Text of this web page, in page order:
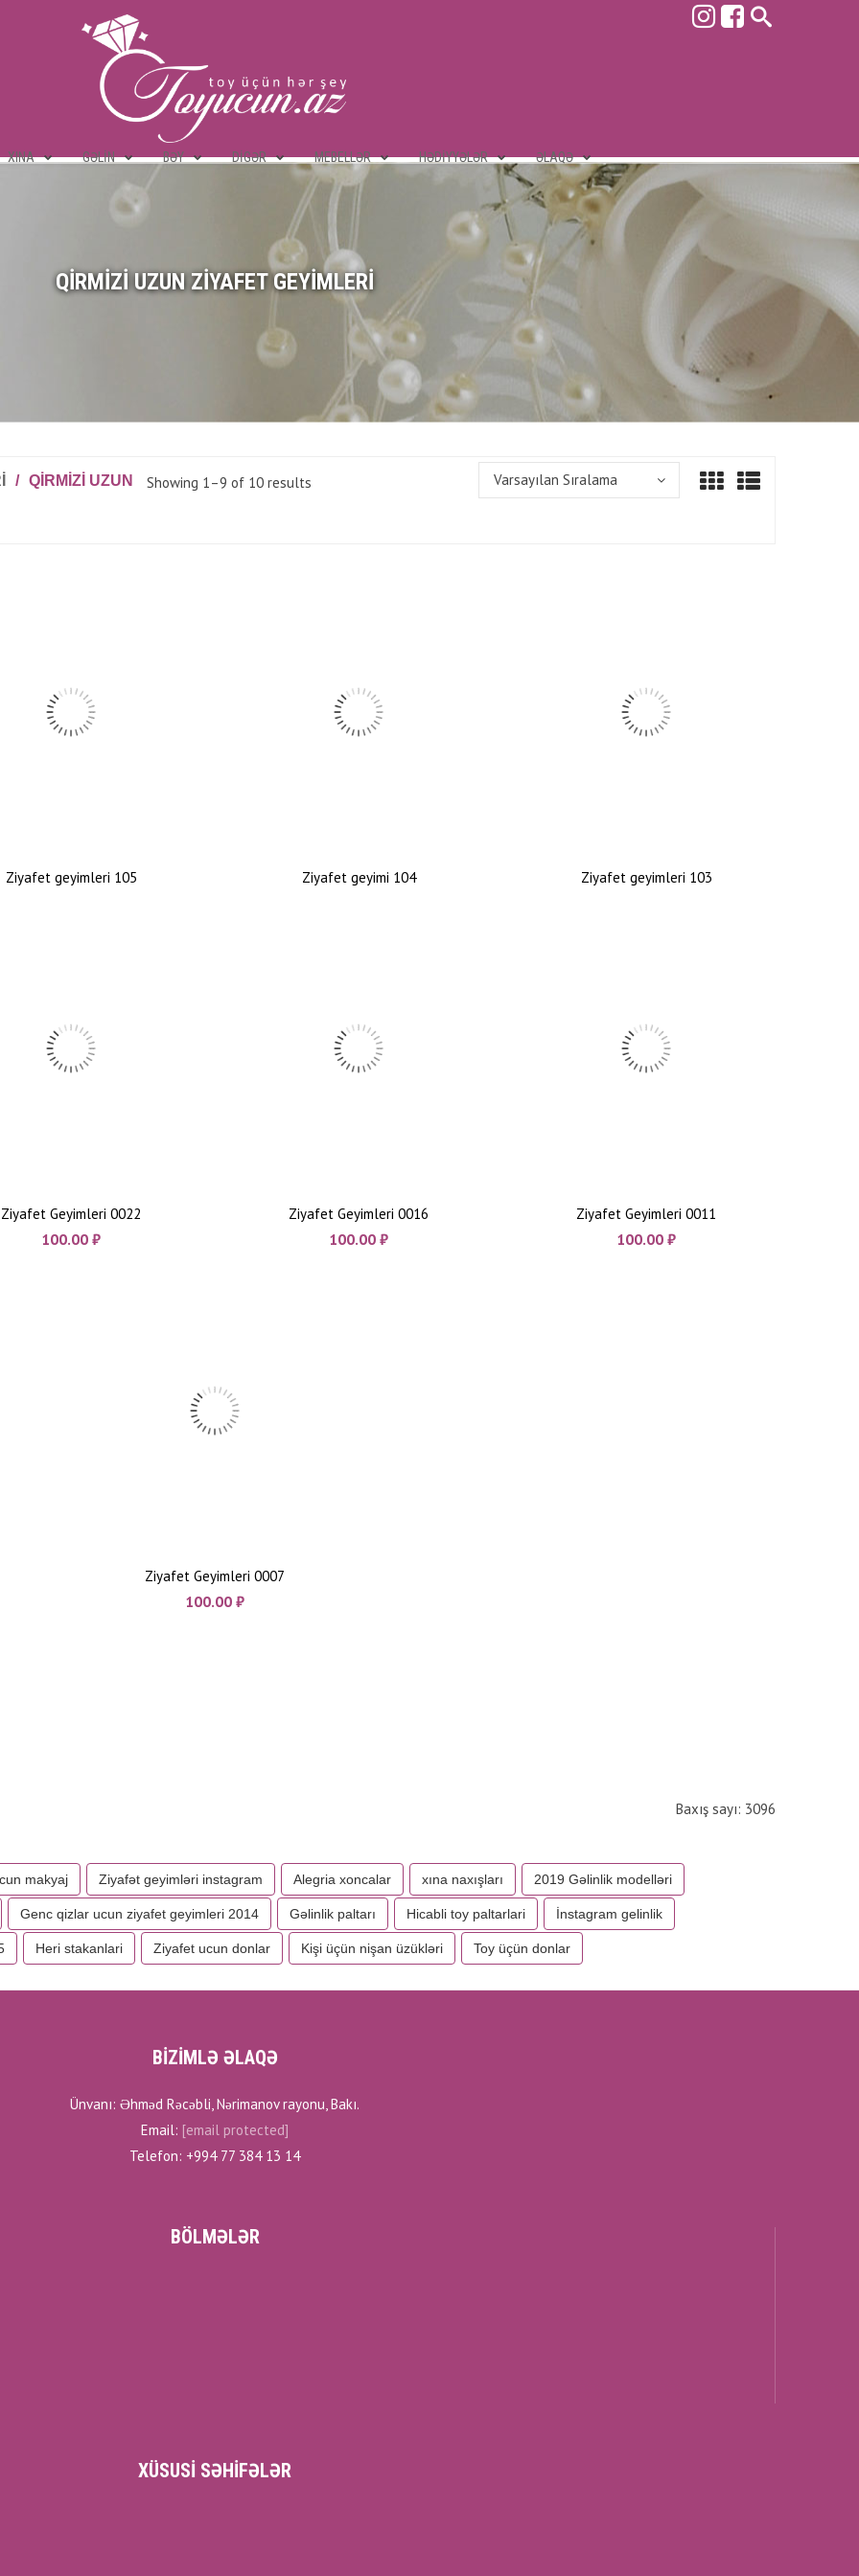
XINA GƏLIN BƏY DIGƏR MEBELLƏR HƏDIYYƏLƏR ƏLAQƏ
QIRMIZI UZUN ZIYAFET GEYIMLERI
/ QIRMIZI UZUN Showing 1–9 of 10 results Varsayılan Sıralama
Ziyafet geyimleri 105 Ziyafet geyimi 104 Ziyafet geyimleri 103
Ziyafet Geyimleri 0022
100.00 ₼
Ziyafet Geyimleri 0016
100.00 ₼
Ziyafet Geyimleri 0011
100.00 ₼
Ziyafet Geyimleri 0007
100.00 ₼
Baxış sayı: 3096
makyaj Ziyafət geyimləri instagram Alegria xoncalar xına naxışları 2019 Gəlinlik modelləri
Genc qizlar ucun ziyafet geyimleri 2014 Gəlinlik paltarı Hicabli toy paltarlari İnstagram gelinlik
Heri stakanlari Ziyafet ucun donlar Kişi üçün nişan üzükləri Toy üçün donlar
BİZİMLƏ ƏLAQƏ
Ünvanı: Əhməd Rəcəbli, Nərimanov rayonu, Bakı.
Email: [email protected]
Telefon: +994 77 384 13 14
BÖLMƏLƏR
XÜSUSI SƏHIFƏLƏR